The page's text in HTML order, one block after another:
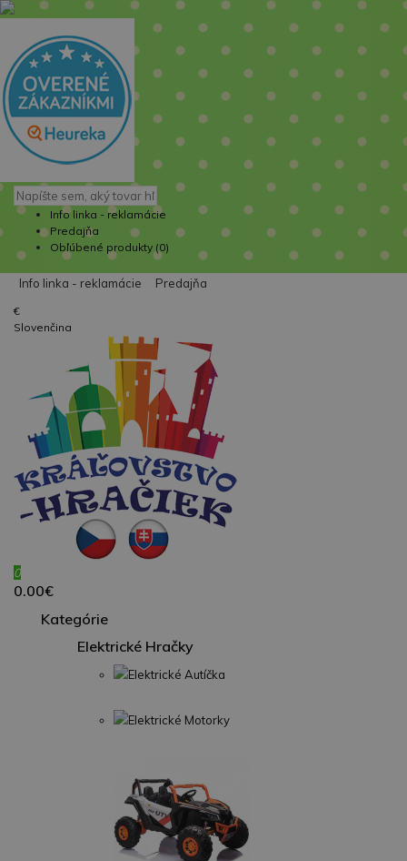
Info linka - reklamácie
Predajňa
Obľúbené produkty (0)
Info linka - reklamácie Predajňa
€
Slovenčina
0
0.00€
Kategórie
Elektrické Hračky
Elektrické Autíčka
Elektrické Motorky